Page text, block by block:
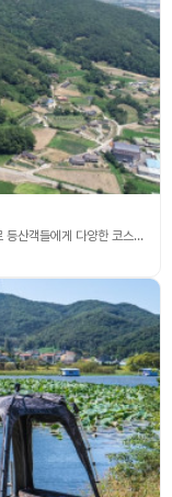
고용산(고룡산)은 충청남도 아산시에 위치한 아름다운 산으로 등산객들에게 다양한 코스를 제공한다. 고용산의 정상에서는 아산시와 주변 경관을 한눈에 조망할 수 있어 많은 이들이 찾는 명소이다. 특히, 봄철에는 벚꽃이 만개하여 화려한 풍경을 자아내고, 가을에는 단풍이 아름답게 물들어 방문객들에게 감동을 준다. 또한, 고용산은 다양한 식물과 동물들이 서식하는 생태계의 보고로, 자연을 사랑하는 이들에게 최적의 장소이다. 등산로는 잘 정비되어 있어 초보자부터 숙련